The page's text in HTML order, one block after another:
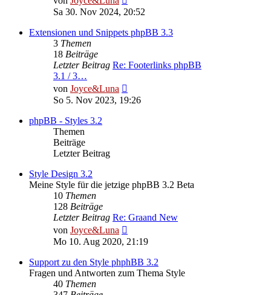
Beitrag
Sa 30. Nov 2024, 20:52
Extensionen und Snippets phpBB 3.3
3 Themen
18 Beiträge
Letzter Beitrag Re: Footerlinks phpBB
3.1 / 3…
von Joyce&Luna
Beitrag
So 5. Nov 2023, 19:26
phpBB - Styles 3.2
Themen
Beiträge
Letzter Beitrag
Style Design 3.2
Meine Style für die jetzige phpBB 3.2 Beta
10 Themen
128 Beiträge
Letzter Beitrag Re: Graand New
von Joyce&Luna
Beitrag
Mo 10. Aug 2020, 21:19
Support zu den Style phphBB 3.2
Fragen und Antworten zum Thema Style
40 Themen